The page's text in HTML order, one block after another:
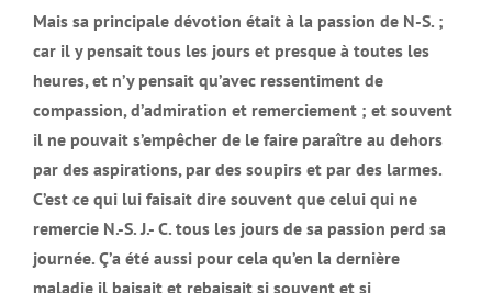
Mais sa principale dévotion était à la passion de N-S. ;
car il y pensait tous les jours et presque à toutes les
heures, et n’y pensait qu’avec ressentiment de
compassion, d’admiration et remerciement ; et souvent
il ne pouvait s’empêcher de le faire paraître au dehors
par des aspirations, par des soupirs et par des larmes.
C’est ce qui lui faisait dire souvent que celui qui ne
remercie N.-S. J.- C. tous les jours de sa passion perd sa
journée. Ç’a été aussi pour cela qu’en la dernière
maladie il baisait et rebaisait si souvent et si